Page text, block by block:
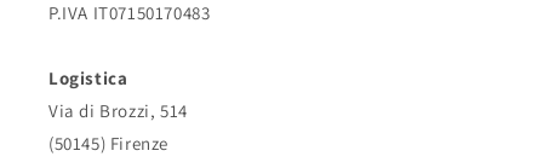
P.IVA IT07150170483
Logistica
Via di Brozzi, 514
(50145) Firenze